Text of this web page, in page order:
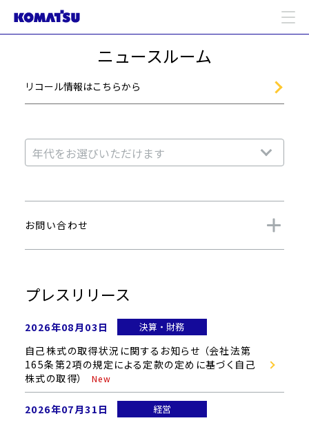
ニュースルーム
リコール情報はこちらから
お問い合わせ
プレスリリース
2026年08月03日 決算・財務
自己株式の取得状況に関するお知らせ （会社法第
165条第2項の規定による定款の定めに基づく自己
株式の取得）
2026年07月31日 経営